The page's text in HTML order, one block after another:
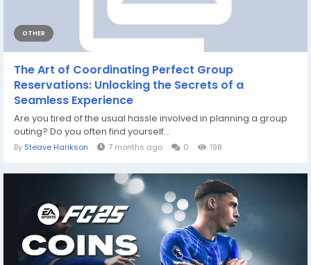
OTHER
The Art of Coordinating Perfect Group
Reservations: Unlocking the Secrets of a
Seamless Experience
Are you tired of the usual hassle involved in planning a group
outing? Do you often find yourself...
By Steave Harikson 7 months ago 0 198